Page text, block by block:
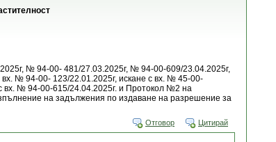
№ 94-00- 481/27.03.2025г, № 94-00-609/23.04.2025г,
№ 94-00- 123/22.01.2025г, искане с вх. № 45-00-
вх. № 94-00-615/24.04.2025г. и Протокол №2 на
на задължения по издаване на разрешение за
Отговор Цитирай